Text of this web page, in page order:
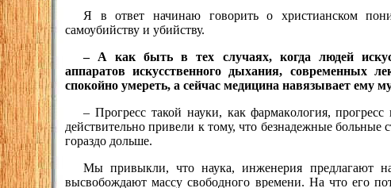
Я в ответ начинаю говорить о христианском
самоубийству и убийству.
– А как быть в тех случаях, когда людей
аппаратов искусственного дыхания, современных
спокойно умереть, а сейчас медицина навязывает ему
– Прогресс такой науки, как фармакология,
действительно привели к тому, что безнадежные
гораздо дольше.
Мы привыкли, что наука, инженерия предлагают
высвобождают массу свободного времени. На что его